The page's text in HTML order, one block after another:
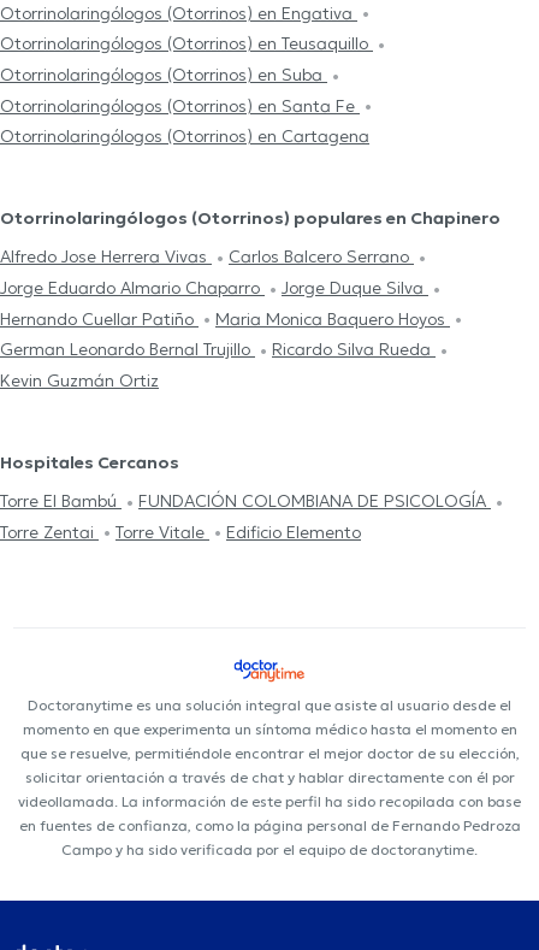
Otorrinolaringólogos (Otorrinos) en Engativa
Otorrinolaringólogos (Otorrinos) en Teusaquillo
Otorrinolaringólogos (Otorrinos) en Suba
Otorrinolaringólogos (Otorrinos) en Santa Fe
Otorrinolaringólogos (Otorrinos) en Cartagena
Otorrinolaringólogos (Otorrinos) populares en Chapinero
Alfredo Jose Herrera Vivas
Carlos Balcero Serrano
Jorge Eduardo Almario Chaparro
Jorge Duque Silva
Hernando Cuellar Patiño
Maria Monica Baquero Hoyos
German Leonardo Bernal Trujillo
Ricardo Silva Rueda
Kevin Guzmán Ortiz
Hospitales Cercanos
Torre El Bambú
FUNDACIÓN COLOMBIANA DE PSICOLOGÍA
Torre Zentai
Torre Vitale Edificio Elemento
Doctoranytime es una solución integral que asiste al usuario desde el
momento en que experimenta un síntoma médico hasta el momento en
que se resuelve, permitiéndole encontrar el mejor doctor de su elección,
solicitar orientación a través de chat y hablar directamente con él por
videollamada. La información de este perfil ha sido recopilada con base
en fuentes de confianza, como la página personal de Fernando Pedroza
Campo y ha sido verificada por el equipo de doctoranytime.